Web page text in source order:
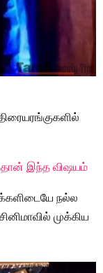
இந்த விஷயம்
நல்ல
முக்கிய